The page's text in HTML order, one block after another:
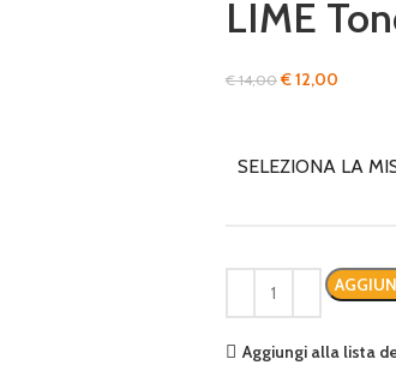
LIME
€14,00Il
era:
€12,00
è:
SELEZIONA LA
Aggiungi alla lista